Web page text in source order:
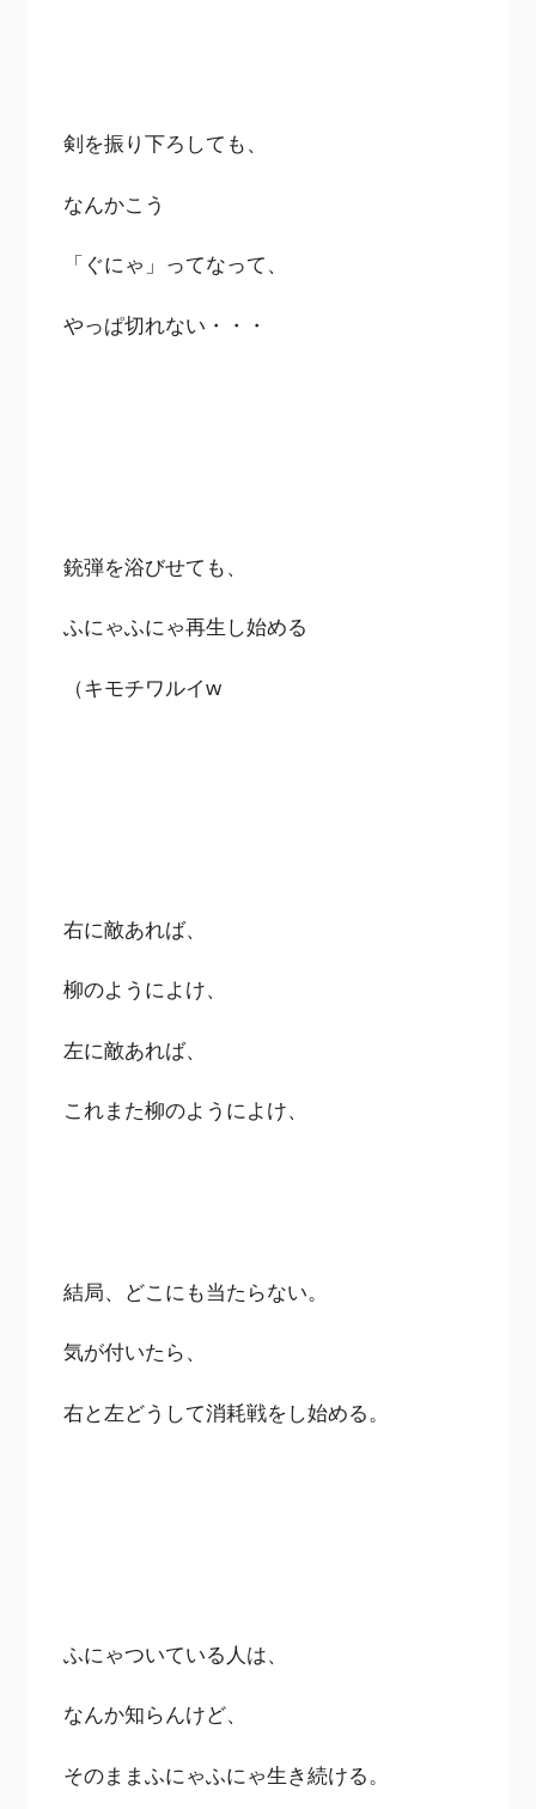
剣を振り下ろしても、
なんかこう
「ぐにゃ」ってなって、
やっぱ切れない・・・
銃弾を浴びせても、
ふにゃふにゃ再生し始める
（キモチワルイw
右に敵あれば、
柳のようによけ、
左に敵あれば、
これまた柳のようによけ、
結局、どこにも当たらない。
気が付いたら、
右と左どうして消耗戦をし始める。
ふにゃついている人は、
なんか知らんけど、
そのままふにゃふにゃ生き続ける。